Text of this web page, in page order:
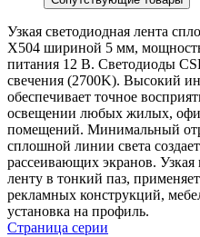
Узкая светодиодная лента
X504 шириной 5 мм,
питания 12 В. Светодиоды
свечения (2700K). Высокий
обеспечивает точное
освещении любых жилых,
помещений. Минимальный
сплошной линии света
рассеивающих экранов. Узкая
ленту в тонкий паз,
рекламных конструкций,
установка на профиль.
Страница серии